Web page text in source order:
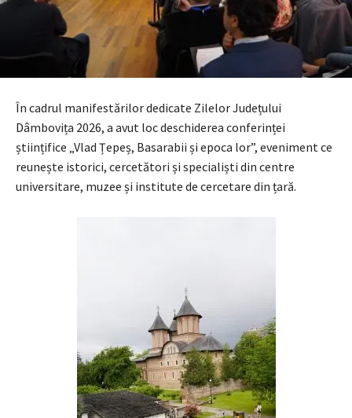
În cadrul manifestărilor dedicate Zilelor Județului
Dâmbovița 2026, a avut loc deschiderea conferinței
științifice „Vlad Țepeș, Basarabii și epoca lor”, eveniment ce
reunește istorici, cercetători și specialiști din centre
universitare, muzee și institute de cercetare din țară.